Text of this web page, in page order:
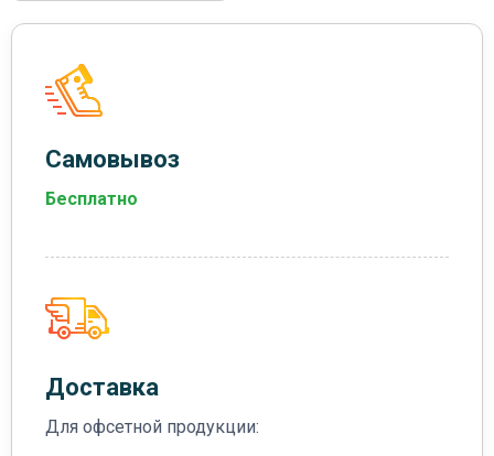
Самовывоз
Бесплатно
Доставка
Для офсетной продукции: